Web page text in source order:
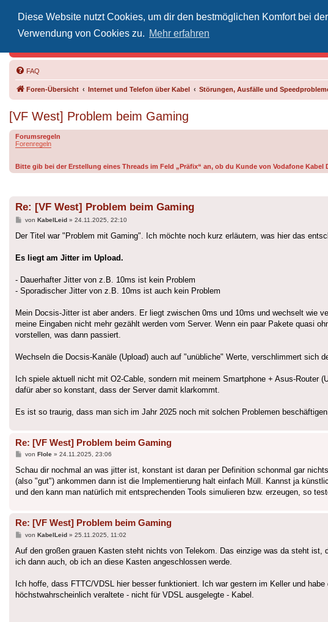
Diese Website nutzt Cookies, um dir den bestmöglichen Komfort bei
Verwendung von Cookies zu. Mehr erfahren
FAQ
Foren-Übersicht Internet und Telefon über Kabel Störungen, Ausfälle und
[VF West] Problem beim Gaming
Forumsregeln
Forenregeln
Bitte gib bei der Erstellung eines Threads im Feld „Präfix“ an, ob du Kunde von Vodafone
Re: [VF West] Problem beim Gaming
Beitrag
von KabelLeid» 24.11.2025, 22:10
Der Titel war "Problem mit Gaming". Ich möchte noch kurz erläutern, was hier das
Es liegt am Jitter im Upload.
- Dauerhafter Jitter von z.B. 10ms ist kein Problem
- Sporadischer Jitter von z.B. 10ms ist auch kein Problem
Mein Docsis-Jitter ist aber anders. Er liegt zwischen 0ms und 10ms und wechselt wie
meine Eingaben nicht mehr gezählt werden vom Server. Wenn ein paar Pakete quasi
vorstellen, was dann passiert.
Wechseln die Docsis-Kanäle (Upload) auch auf "unübliche" Werte, verschlimmert sich
Ich spiele aktuell nicht mit O2-Cable, sondern mit meinem Smartphone + Asus-Router
dafür aber so konstant, dass der Server damit klarkommt.
Es ist so traurig, dass man sich im Jahr 2025 noch mit solchen Problemen beschäftigen
Re: [VF West] Problem beim Gaming
Beitrag
von Flole» 24.11.2025, 23:06
Schau dir nochmal an was jitter ist, konstant ist daran per Definition schonmal gar
(also "gut") ankommen dann ist die Implementierung halt einfach Müll. Kannst ja
und den kann man natürlich mit entsprechenden Tools simulieren bzw. erzeugen, so
Re: [VF West] Problem beim Gaming
Beitrag
von KabelLeid» 25.11.2025, 11:02
Auf den großen grauen Kasten steht nichts von Telekom. Das einzige was da steht
ich dann auch, ob ich an diese Kasten angeschlossen werde.
Ich hoffe, dass FTTC/VDSL hier besser funktioniert. Ich war gestern im Keller und
höchstwahrscheinlich veraltete - nicht für VDSL ausgelegte - Kabel.